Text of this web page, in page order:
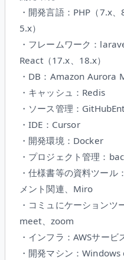
・開発言語：PHP（7.x
5.x）
・フレームワーク：
React（17.x、18.x）
・DB：Amazon Aurora
・キャッシュ：Redis
・ソース管理：
・IDE：Cursor
・開発環境：Docker
・プロジェクト管理：
・仕様書等の資料ツー
メント関連、Miro
・コミュにケーションツ
meet、zoom
・インフラ：AWSサービ
・開発マシン：Windows